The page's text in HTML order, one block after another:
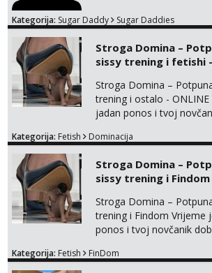
Kategorija: Sugar Daddy Sugar Daddies
Stroga Domina –
sissy trening i fetishi -
Stroga Domina –
trening i ostalo -
jadan ponos i tvoj
Domina preuzima
isključivo ozbiljni,
koji žude za strogim
transformacijom (rublje,
potpunim psiholo...
Kategorija: Fetish Dominacija
Stroga Domina –
sissy trening i Findom
Stroga Domina –
trening i Findom Vrijeme
ponos i tvoj novčanik
Domina preuzima
Kategorija: Fetish FinDom